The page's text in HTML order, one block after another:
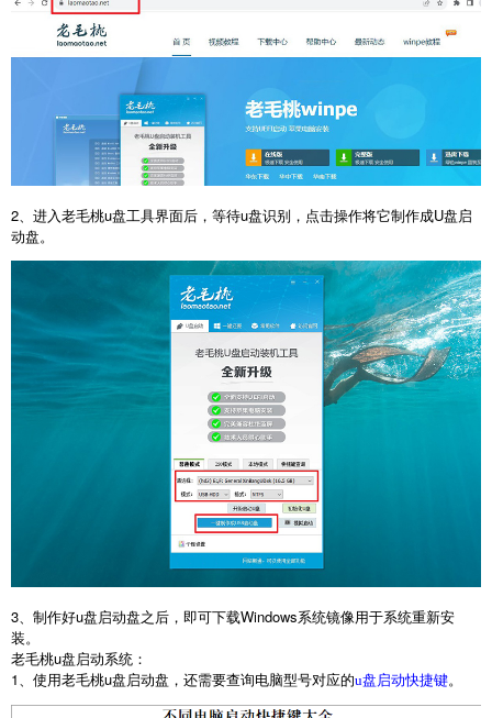
2、进入老毛桃u盘工具界面后，等待u盘识别，点击操作将它制作成U盘启
动盘。
3、制作好u盘启动盘之后，即可下载Windows系统镜像用于系统重新安
装。
老毛桃u盘启动系统：
1、使用老毛桃u盘启动盘，还需要查询电脑型号对应的u盘启动快捷键。